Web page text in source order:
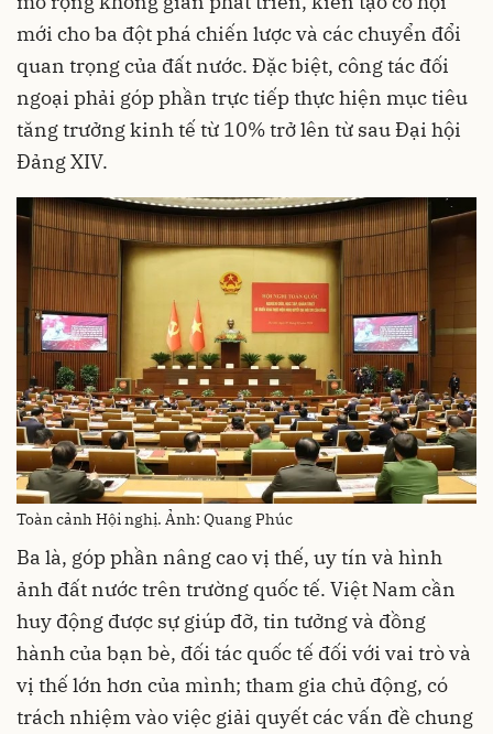
mới cho ba đột phá chiến lược và các chuyển đổi
quan trọng của đất nước. Đặc biệt, công tác đối
ngoại phải góp phần trực tiếp thực hiện mục tiêu
tăng trưởng kinh tế từ 10% trở lên từ sau Đại hội
Đảng XIV.
Toàn cảnh Hội nghị. Ảnh: Quang Phúc
Ba là, góp phần nâng cao vị thế, uy tín và hình
ảnh đất nước trên trường quốc tế. Việt Nam cần
huy động được sự giúp đỡ, tin tưởng và đồng
hành của bạn bè, đối tác quốc tế đối với vai trò và
vị thế lớn hơn của mình; tham gia chủ động, có
trách nhiệm vào việc giải quyết các vấn đề chung